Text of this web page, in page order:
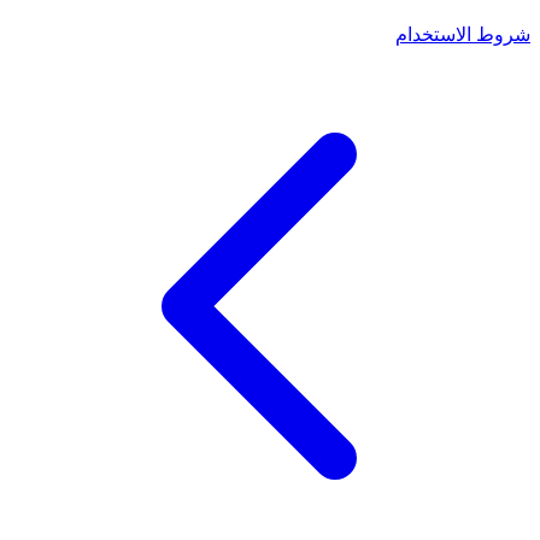
شروط الاستخدام